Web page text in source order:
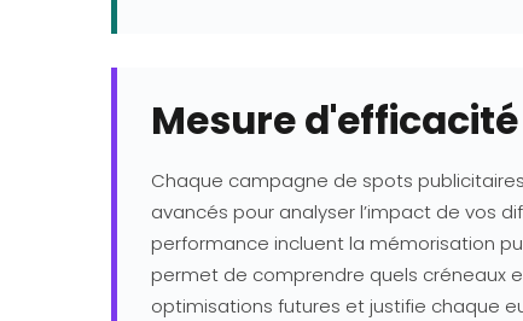
Mesure
Chaque campagne de spots
avancés pour analyser l’impact de vos
performance incluent la mémorisation
permet de comprendre quels créneaux
optimisations futures et justifie chaque